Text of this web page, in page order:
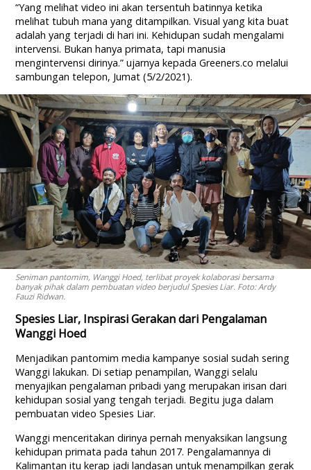
“Yang melihat video ini akan tersentuh batinnya ketika
melihat tubuh mana yang ditampilkan. Visual yang kita buat
adalah yang terjadi di hari ini. Kehidupan sudah mengalami
intervensi. Bukan hanya primata, tapi manusia
mengintervensi dirinya.” ujarnya kepada Greeners.co melalui
sambungan telepon, Jumat (5/2/2021).
Seniman pantomim, Wanggi Hoed, terlibat proyek kolaborasi bersama
banyak pihak dalam pembuatan video berjudul Spesies Liar. Foto: Ardy
Fauzi Ridwan.
Spesies Liar, Inspirasi Gerakan dari Pengalaman
Wanggi Hoed
Menjadikan pantomim media kampanye sosial sudah sering
Wanggi lakukan. Di setiap penampilan, Wanggi selalu
menyajikan pengalaman pribadi yang merupakan irisan dari
kehidupan sosial yang tengah terjadi. Begitu juga dalam
pembuatan video Spesies Liar.
Wanggi menceritakan dirinya pernah menyaksikan langsung
kehidupan primata pada tahun 2017. Pengalamannya di
Kalimantan itu kerap jadi landasan untuk menampilkan gerak